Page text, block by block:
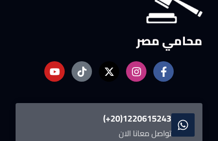
محامي مصر
1220615243(20+)
تواصل معانا الان